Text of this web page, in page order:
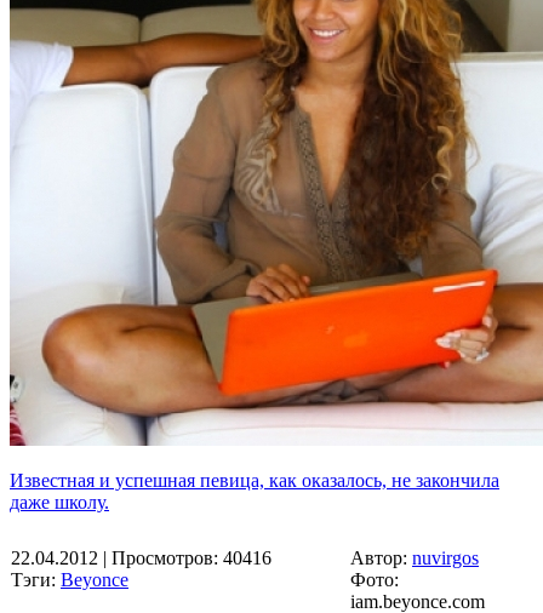
Известная и успешная певица, как оказалось, не закончила
даже школу.
22.04.2012 | Просмотров: 40416
Тэги: Beyonce
Автор: nuvirgos
Фото:
iam.beyonce.com